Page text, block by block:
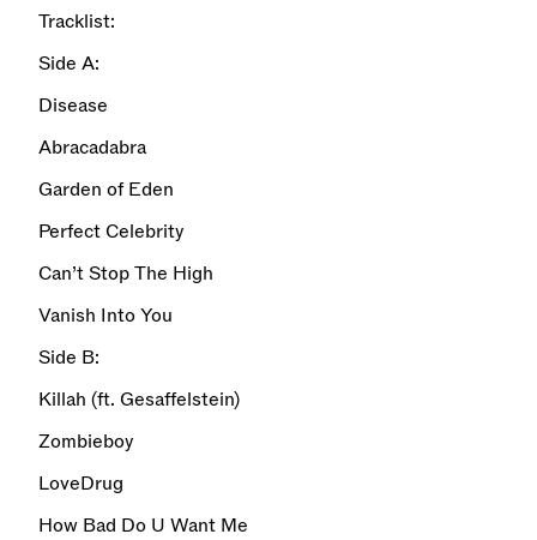
Tracklist:
Side A:
Disease
Abracadabra
Garden of Eden
Perfect Celebrity
Can’t Stop The High
Vanish Into You
Side B:
Killah (ft. Gesaffelstein)
Zombieboy
LoveDrug
How Bad Do U Want Me